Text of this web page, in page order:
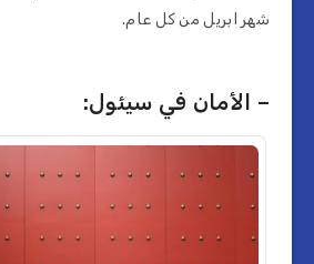
شهر ابريل من كل عام.
– الأمان في سيئول: